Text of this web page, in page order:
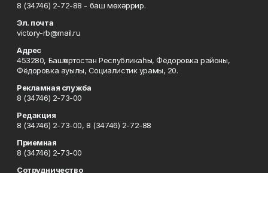
8 (34746) 2-72-88 - баш мөхәррир.
Эл. почта
victory-rb@mail.ru
Адрес
453280, Башҡортостан Республикаһы, Фёдоровка районы,
Фёдоровка ауылы, Социалистик урамы, 20.
Рекламная служба
8 (34746) 2-73-00
Редакция
8 (34746) 2-73-00, 8 (34746) 2-72-88
Приемная
8 (34746) 2-73-00
Сотрудничество